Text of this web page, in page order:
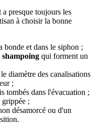
presque toujours les
à choisir la bonne
bonde et dans le siphon ;
shampoing qui forment un
diamètre des canalisations
;
tombés dans l'évacuation ;
grippée ;
désamorcé ou d'un